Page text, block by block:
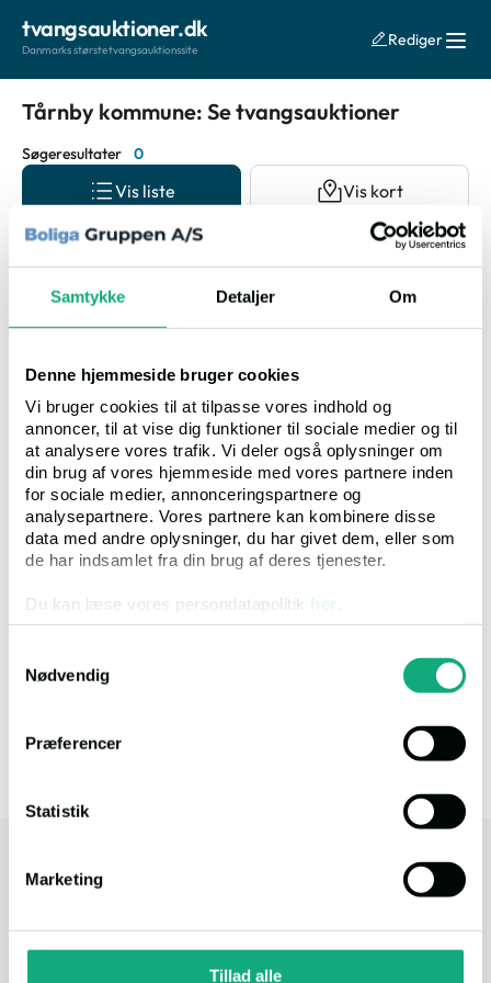
Samtykke Detaljer Om
Denne hjemmeside bruger cookies
Vi bruger cookies til at tilpasse vores indhold og
annoncer, til at vise dig funktioner til sociale medier og til
at analysere vores trafik. Vi deler også oplysninger om
din brug af vores hjemmeside med vores partnere inden
for sociale medier, annonceringspartnere og
analysepartnere. Vores partnere kan kombinere disse
data med andre oplysninger, du har givet dem, eller som
de har indsamlet fra din brug af deres tjenester.
Du kan læse vores persondatapolitik her
Nødvendig
Præferencer
Statistik
Marketing
Tillad alle
tvangsauktioner.dk
Danmarks største tvangsauktionssite
Rediger
Tårnby kommune: Se tvangsauktioner
Søgeresultater 0
Auktionsdato
Vis liste Vis kort
Ingen resultater fundet
Ups! Vi kan ikke finde nogen resultater der matcher din søgning.
Du kan prøve at ændre i dine kriterier, for at fremsøge andre
ejendomme.
D),
DK-2100 København Ø